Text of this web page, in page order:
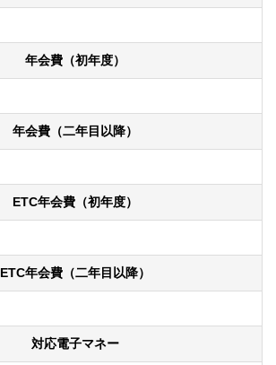
年会費（初年度）
年会費（二年目以降）
ETC年会費（初年度）
ETC年会費（二年目以降）
対応電子マネー